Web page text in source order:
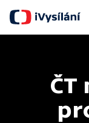
ČT